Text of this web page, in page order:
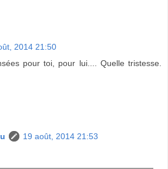
2014 21:50
pour toi, pour lui.... Quelle tristesse.
19 août, 2014 21:53